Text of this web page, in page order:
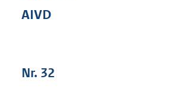
AIVD
Nr. 32